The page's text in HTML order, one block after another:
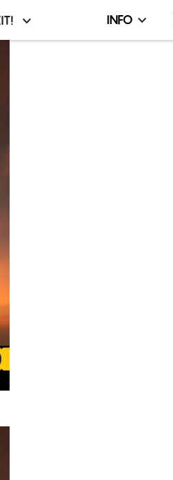
Infó,
INFO